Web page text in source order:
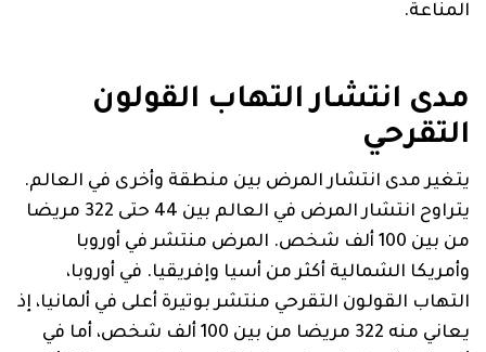
المناعة.
مدى انتشار التهاب القولون
التقرحي
يتغير مدى انتشار المرض بين منطقة وأخرى في العالم.
يتراوح انتشار المرض في العالم بين 44 حتى 322 مريضا
من بين 100 ألف شخص. المرض منتشر في أوروبا
وأمريكا الشمالية أكثر من أسيا وإفريقيا. في أوروبا،
التهاب القولون التقرحي منتشر بوتيرة أعلى في ألمانيا، إذ
يعاني منه 322 مريضا من بين 100 ألف شخص، أما في